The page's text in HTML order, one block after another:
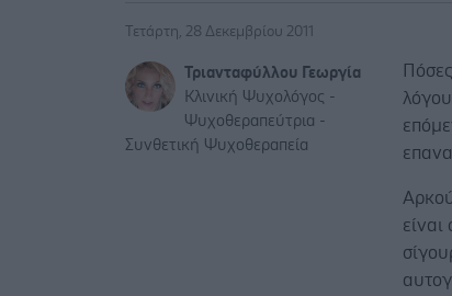
Τετάρτη, 28 Δεκεμβρίου 2011
Τριανταφύλλου Γεωργία
Κλινική Ψυχολόγος -
Ψυχοθεραπεύτρια -
Συνθετική Ψυχοθεραπεία